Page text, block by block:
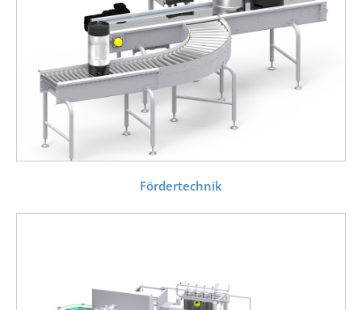
Fördertechnik